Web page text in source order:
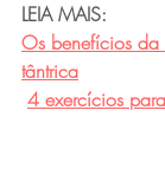
LEIA MAIS:
Os benefícios da
tântrica
4 exercícios